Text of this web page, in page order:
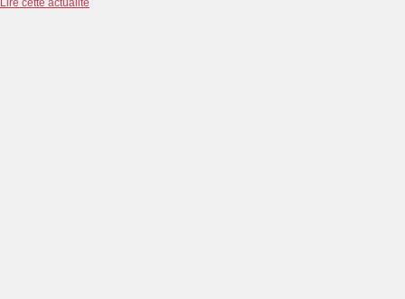
Lire cette actualité